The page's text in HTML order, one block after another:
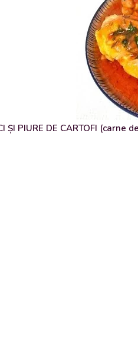
ȘI PIURE DE CARTOFI (carne